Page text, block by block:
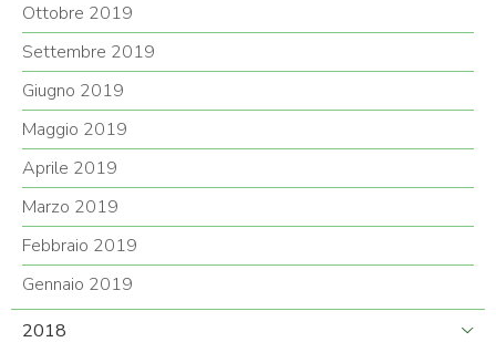
Ottobre 2019
Settembre 2019
Giugno 2019
Maggio 2019
Aprile 2019
Marzo 2019
Febbraio 2019
Gennaio 2019
2018